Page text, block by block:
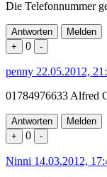
Die Telefonnummer
Antworten
Melden
+
0 -
penny 22.05.2012,
01784976633 Alfred
Antworten
Melden
+
0 -
Ninni 14.03.2012,